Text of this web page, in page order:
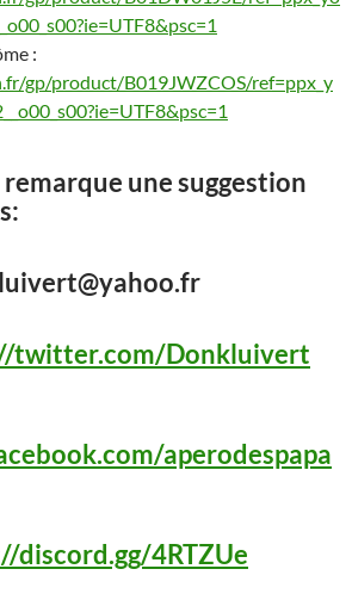
:
gp/product/B019JWZCOS/ref=ppx_y
une suggestion
twitter.com/Donkluivert
aperodespapa
discord.gg/4RTZUe